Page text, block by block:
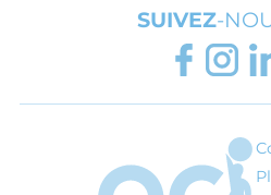
SUIVEZ-
ARI -